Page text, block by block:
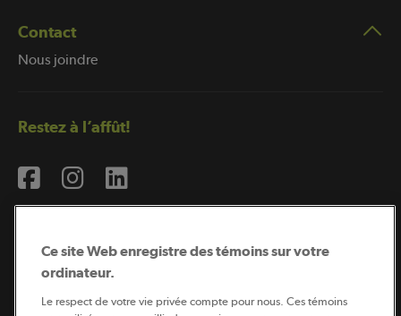
Contact
Nous joindre
Restez à l’affût!
Ce site Web enregistre des témoins sur votre
ordinateur.
Le respect de votre vie privée compte pour nous. Ces témoins